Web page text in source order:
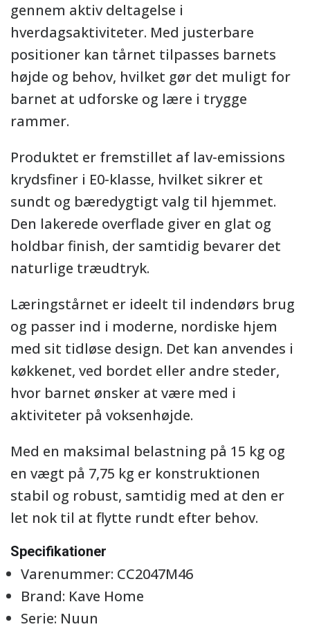
gennem aktiv deltagelse i
hverdagsaktiviteter. Med justerbare
positioner kan tårnet tilpasses barnets
højde og behov, hvilket gør det muligt for
barnet at udforske og lære i trygge
rammer.
Produktet er fremstillet af lav-emissions
krydsfiner i E0-klasse, hvilket sikrer et
sundt og bæredygtigt valg til hjemmet.
Den lakerede overflade giver en glat og
holdbar finish, der samtidig bevarer det
naturlige træudtryk.
Læringstårnet er ideelt til indendørs brug
og passer ind i moderne, nordiske hjem
med sit tidløse design. Det kan anvendes i
køkkenet, ved bordet eller andre steder,
hvor barnet ønsker at være med i
aktiviteter på voksenhøjde.
Med en maksimal belastning på 15 kg og
en vægt på 7,75 kg er konstruktionen
stabil og robust, samtidig med at den er
let nok til at flytte rundt efter behov.
Specifikationer
Varenummer: CC2047M46
Brand: Kave Home
Serie: Nuun